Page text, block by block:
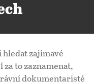
hledat zajímavé
to zaznamenat,
dokumentaristé